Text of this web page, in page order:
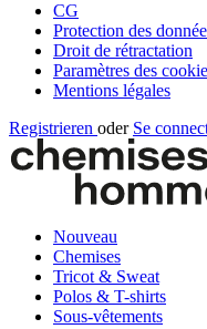
CG
Protection des
Droit de rétractation
Paramètres des
Mentions légales
Registrieren oder Se
Nouveau
Chemises
Tricot & Sweat
Polos & T-shirts
Sous-vêtements